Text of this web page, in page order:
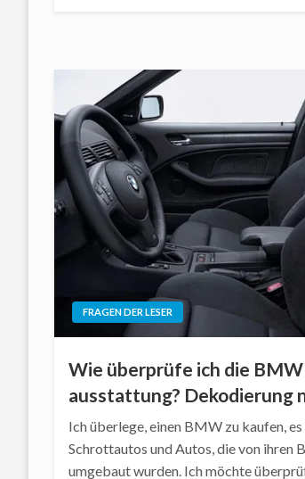
FRAGEN DER LESER
Wie überprüfe ich die
ausstattung? Dekodierung
Ich überlege, einen BMW zu kaufen,
Schrottautos und Autos, die von ihren
umgebaut wurden. Ich möchte